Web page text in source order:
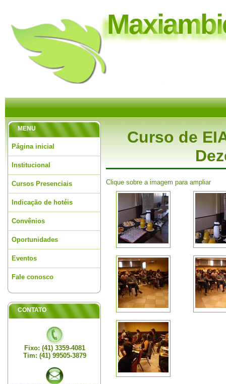
Maxiambi
MENU
Página inicial
Institucional
Cursos Presenciais
Indicação de hotéis
Convênios
Oportunidades
Eventos
Fale conosco
CONTATO
Fixo: (41) 3359-4081
Tim: (41) 99505-3879
Curso de
Clique sobre a imagem para ampliar